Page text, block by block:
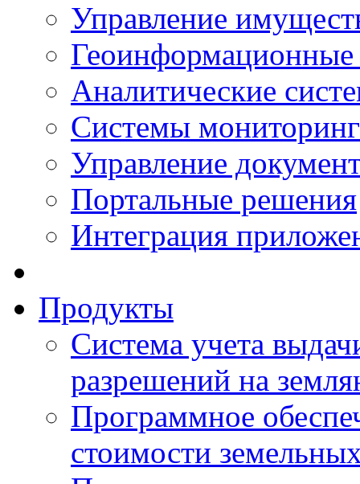
Управление
Аналитические
Системы
Управление
Портальные решения
Интеграция
Продукты
Система учета
разрешений на
Программное
стоимости